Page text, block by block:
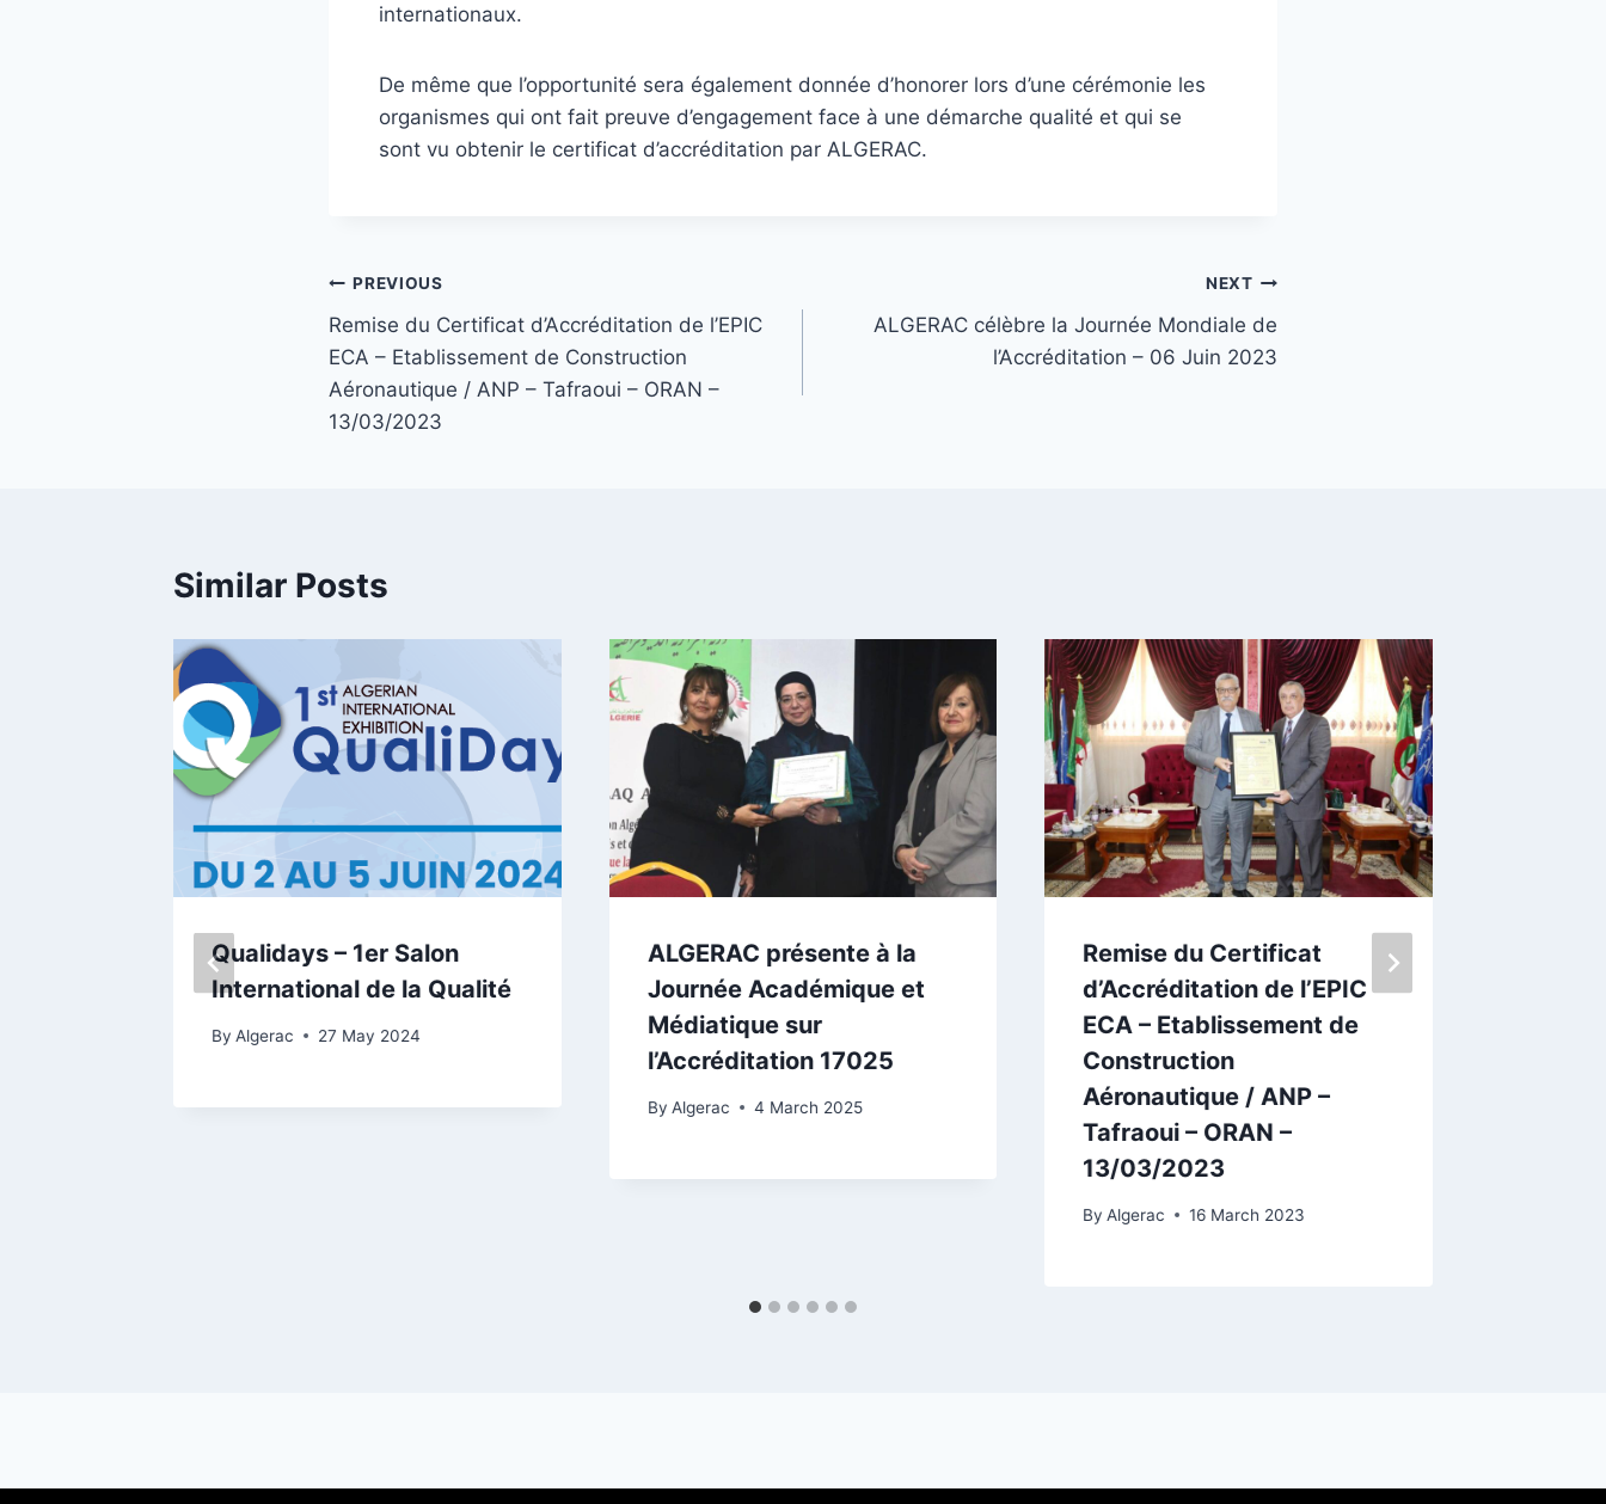
internationaux.
De même que l’opportunité sera également donnée d’honorer lors d’une cérémonie les
organismes qui ont fait preuve d’engagement face à une démarche qualité et qui se
sont vu obtenir le certificat d’accréditation par ALGERAC.
PREVIOUS
Remise du Certificat d’Accréditation de l’EPIC
ECA – Etablissement de Construction
Aéronautique / ANP – Tafraoui – ORAN –
13/03/2023
NEXT
ALGERAC célèbre la Journée Mondiale de
l’Accréditation – 06 Juin 2023
Similar Posts
Qualidays – 1er Salon
International de la Qualité
By Algerac 27 May 2024
ALGERAC présente à la
Journée Académique et
Médiatique sur
l’Accréditation 17025
By Algerac 4 March 2025
Remise du Certificat
d’Accréditation de l’EPIC
ECA – Etablissement de
Construction
Aéronautique / ANP –
Tafraoui – ORAN –
13/03/2023
By Algerac 16 March 2023